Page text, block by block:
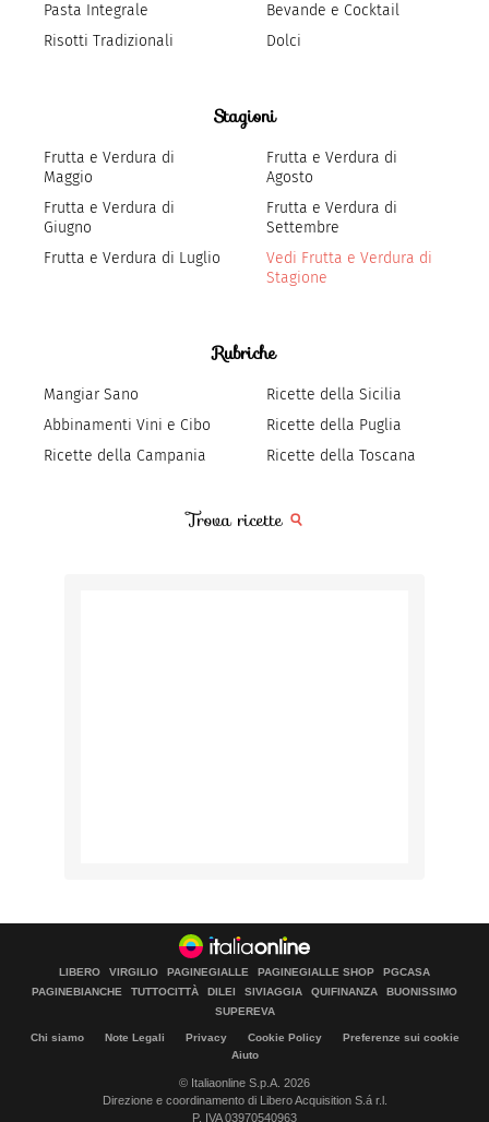
Pasta Integrale
Risotti Tradizionali
Bevande e Cocktail
Dolci
Stagioni
Frutta e Verdura di
Maggio
Frutta e Verdura di
Giugno
Frutta e Verdura di Luglio
Frutta e Verdura di
Agosto
Frutta e Verdura di
Settembre
Vedi Frutta e Verdura di
Stagione
Rubriche
Mangiar Sano
Abbinamenti Vini e Cibo
Ricette della Campania
Ricette della Sicilia
Ricette della Puglia
Ricette della Toscana
Trova ricette
LIBERO VIRGILIO PAGINEGIALLE PAGINEGIALLE SHOP
PGCASA
PAGINEBIANCHE
TUTTOCITTÀ DILEI SIVIAGGIA QUIFINANZA
BUONISSIMO
SUPEREVA
Chi siamo Note Legali Privacy Cookie Policy
Preferenze sui cookie
Aiuto
© Italiaonline S.p.A. 2026
Direzione e coordinamento di Libero Acquisition S.á r.l.
P. IVA 03970540963